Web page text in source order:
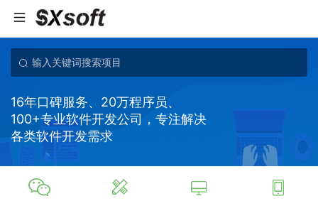
16年口碑服务、20万程序员、
100+专业软件开发公司，专注解决
各类软件开发需求